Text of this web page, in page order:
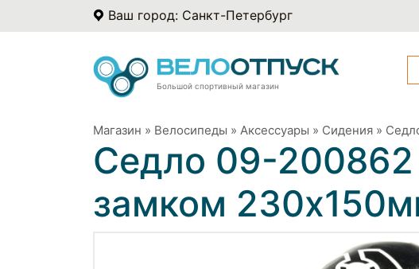
Ваш город: Санкт-Петербург
Большой спортивный магазин
Магазин » Велосипеды » Аксессуары » Сидения »
Седло 09-200862
замком